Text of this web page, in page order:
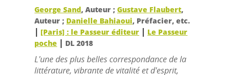
George Sand, Auteur ;Gustave Flaubert,
Auteur ; Danielle Bahiaoui, Préfacier, etc.
|[Paris] : le Passeur éditeur | Le Passeur
poche | DL 2018
L'une des plus belles correspondance de la
littérature, vibrante de vitalité et d'esprit,